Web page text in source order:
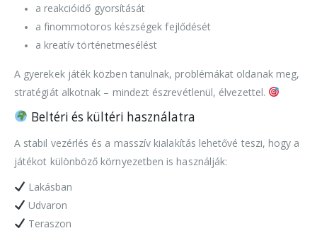
a reakcióidő gyorsítását
a finommotoros készségek fejlődését
a kreatív történetmesélést
A gyerekek játék közben tanulnak, problémákat oldanak meg,
stratégiát alkotnak – mindezt észrevétlenül, élvezettel.
Beltéri és kültéri használatra
A stabil vezérlés és a masszív kialakítás lehetővé teszi, hogy a
játékot különböző környezetben is használják:
Lakásban
Udvaron
Teraszon